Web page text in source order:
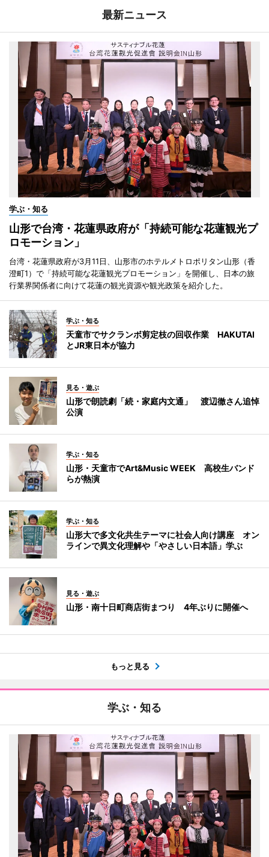
最新ニュース
学ぶ・知る
山形で台湾・花蓮県政府が「持続可能な花蓮観光プ
ロモーション」
台湾・花蓮県政府が3月11日、山形市のホテルメトロポリタン山形（香
澄町1）で「持続可能な花蓮観光プロモーション」を開催し、日本の旅
行業界関係者に向けて花蓮の観光資源や観光政策を紹介した。
学ぶ・知る
天童市でサクランボ剪定枝の回収作業 HAKUTAI
とJR東日本が協力
見る・遊ぶ
山形で朗読劇「続・家庭内文通」 渡辺徹さん追悼
公演
学ぶ・知る
山形・天童市でArt&Music WEEK 高校生バンド
らが熱演
学ぶ・知る
山形大で多文化共生テーマに社会人向け講座 オン
ラインで異文化理解や「やさしい日本語」学ぶ
見る・遊ぶ
山形・南十日町商店街まつり 4年ぶりに開催へ
もっと見る
学ぶ・知る